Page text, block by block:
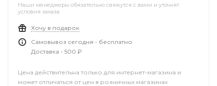
Наши менеджеры обязательно свяжутся с вами и уточнят
условия заказа
Хочу в подарок
Самовывоз сегодня - бесплатно
Доставка - 500 ₽
Цена действительна только для интернет-магазина и
может отличаться от цен в розничных магазинах